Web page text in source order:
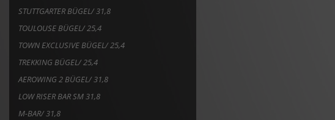
STUTTGARTER BÜGEL/ 31,8
TOULOUSE BÜGEL/ 25,4
TOWN EXCLUSIVE BÜGEL/ 25,4
TREKKING BÜGEL/ 25,4
AEROWING 2 BÜGEL/ 31,8
LOW RISER BAR SM 31,8
M-BAR/ 31,8